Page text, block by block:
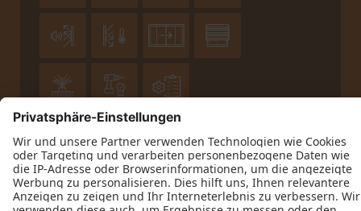
   
  
Datenschutz Impressum Kontakt
AGB